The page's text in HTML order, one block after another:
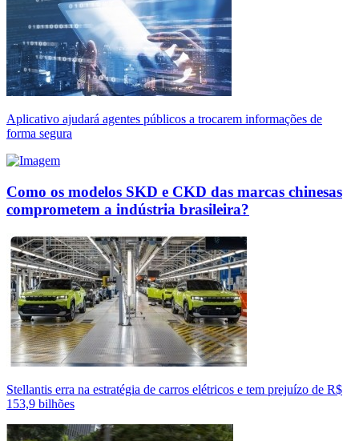
Aplicativo ajudará agentes públicos a trocarem informações de
forma segura
Como os modelos SKD e CKD das marcas chinesas
comprometem a indústria brasileira?
Stellantis erra na estratégia de carros elétricos e tem prejuízo de R$
153,9 bilhões